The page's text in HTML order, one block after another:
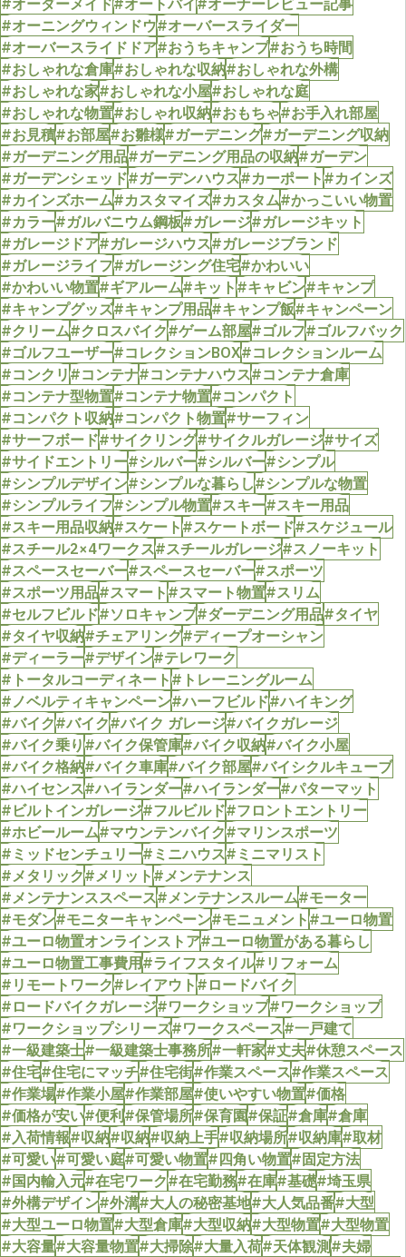
#オーダーメイド#オートバイ#オーナーレビュー記事
#オーニングウィンドウ#オーバースライダー
#オーバースライドドア#おうちキャンプ#おうち時間
#おしゃれな倉庫#おしゃれな収納#おしゃれな外構
#おしゃれな家#おしゃれな小屋#おしゃれな庭
#おしゃれな物置#おしゃれ収納#おもちゃ#お手入れ部屋
#お見積#お部屋#お雛様#ガーデニング#ガーデニング収納
#ガーデニング用品#ガーデニング用品の収納#ガーデン
#ガーデンシェッド#ガーデンハウス#カーポート#カインズ
#カインズホーム#カスタマイズ#カスタム#かっこいい物置
#カラー#ガルバニウム鋼板#ガレージ#ガレージキット
#ガレージドア#ガレージハウス#ガレージブランド
#ガレージライフ#ガレージング住宅#かわいい
#かわいい物置#ギアルーム#キット#キャビン#キャンプ
#キャンプグッズ#キャンプ用品#キャンプ飯#キャンペーン
#クリーム#クロスバイク#ゲーム部屋#ゴルフ#ゴルフバック
#ゴルフユーザー#コレクションBOX#コレクションルーム
#コンクリ#コンテナ#コンテナハウス#コンテナ倉庫
#コンテナ型物置#コンテナ物置#コンパクト
#コンパクト収納#コンパクト物置#サーフィン
#サーフボード#サイクリング#サイクルガレージ#サイズ
#サイドエントリー#シルバー#シルバー#シンプル
#シンプルデザイン#シンプルな暮らし#シンプルな物置
#シンプルライフ#シンプル物置#スキー#スキー用品
#スキー用品収納#スケート#スケートボード#スケジュール
#スチール2×4ワークス#スチールガレージ#スノーキット
#スペースセーバー#スペースセーバー#スポーツ
#スポーツ用品#スマート#スマート物置#スリム
#セルフビルド#ソロキャンプ#ダーデニング用品#タイヤ
#タイヤ収納#チェアリング#ディープオーシャン
#ディーラー#デザイン#テレワーク
#トータルコーディネート#トレーニングルーム
#ノベルティキャンペーン#ハーフビルド#ハイキング
#バイク#バイク#バイク ガレージ#バイクガレージ
#バイク乗り#バイク保管庫#バイク収納#バイク小屋
#バイク格納#バイク車庫#バイク部屋#バイシクルキューブ
#ハイセンス#ハイランダー#ハイランダー#パターマット
#ビルトインガレージ#フルビルド#フロントエントリー
#ホビールーム#マウンテンバイク#マリンスポーツ
#ミッドセンチュリー#ミニハウス#ミニマリスト
#メタリック#メリット#メンテナンス
#メンテナンススペース#メンテナンスルーム#モーター
#モダン#モニターキャンペーン#モニュメント#ユーロ物置
#ユーロ物置オンラインストア#ユーロ物置がある暮らし
#ユーロ物置工事費用#ライフスタイル#リフォーム
#リモートワーク#レイアウト#ロードバイク
#ロードバイクガレージ#ワークショップ#ワークショップ
#ワークショップシリーズ#ワークスペース#一戸建て
#一級建築士#一級建築士事務所#一軒家#丈夫#休憩スペース
#住宅#住宅にマッチ#住宅街#作業スペース#作業スペース
#作業場#作業小屋#作業部屋#使いやすい物置#価格
#価格が安い#便利#保管場所#保育園#保証#倉庫#倉庫
#入荷情報#収納#収納#収納上手#収納場所#収納庫#取材
#可愛い#可愛い庭#可愛い物置#四角い物置#固定方法
#国内輸入元#在宅ワーク#在宅勤務#在庫#基礎#埼玉県
#外構デザイン#外溝#大人の秘密基地#大人気品番#大型
#大型ユーロ物置#大型倉庫#大型収納#大型物置#大型物置
#大容量#大容量物置#大掃除#大量入荷#天体観測#夫婦